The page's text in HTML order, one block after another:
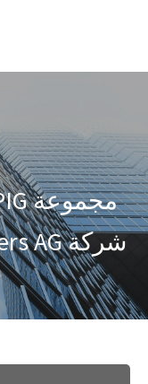
شركة AUCTUS Capital Partners AG